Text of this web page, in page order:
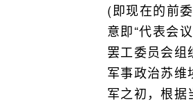
(即现在的前
意即“代表会
罢工委员会组
军事政治苏维
军之初，根据